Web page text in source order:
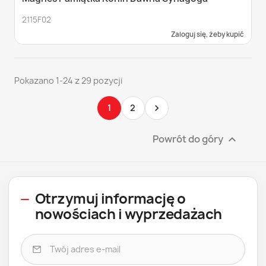
2115F02
Zaloguj się, żeby kupić
Pokazano 1-24 z 29 pozycji
1 2 
Powrót do góry 
Otrzymuj informację o
nowościach i wyprzedażach